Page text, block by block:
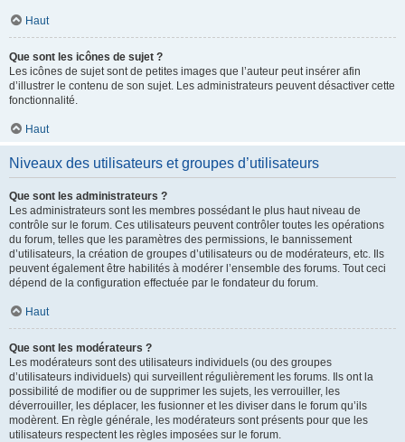
Haut
Que sont les icônes de sujet ?
Les icônes de sujet sont de petites images que l’auteur peut insérer afin
d’illustrer le contenu de son sujet. Les administrateurs peuvent désactiver cette
fonctionnalité.
Haut
Niveaux des utilisateurs et groupes d’utilisateurs
Que sont les administrateurs ?
Les administrateurs sont les membres possédant le plus haut niveau de
contrôle sur le forum. Ces utilisateurs peuvent contrôler toutes les opérations
du forum, telles que les paramètres des permissions, le bannissement
d’utilisateurs, la création de groupes d’utilisateurs ou de modérateurs, etc. Ils
peuvent également être habilités à modérer l’ensemble des forums. Tout ceci
dépend de la configuration effectuée par le fondateur du forum.
Haut
Que sont les modérateurs ?
Les modérateurs sont des utilisateurs individuels (ou des groupes
d’utilisateurs individuels) qui surveillent régulièrement les forums. Ils ont la
possibilité de modifier ou de supprimer les sujets, les verrouiller, les
déverrouiller, les déplacer, les fusionner et les diviser dans le forum qu’ils
modèrent. En règle générale, les modérateurs sont présents pour que les
utilisateurs respectent les règles imposées sur le forum.